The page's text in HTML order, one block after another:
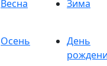
Весна Зима
Осень
День